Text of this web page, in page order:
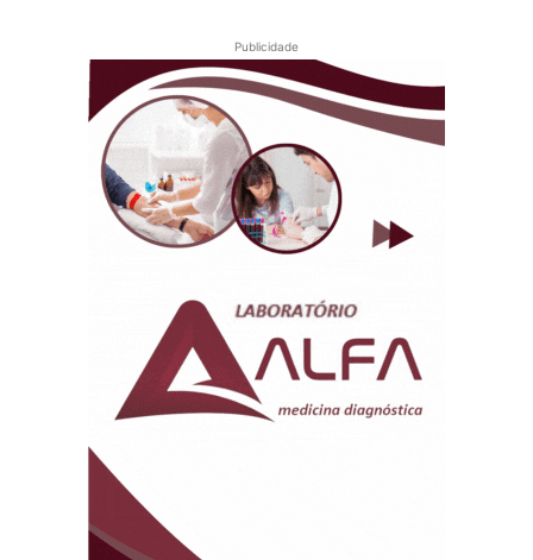
Publicidade